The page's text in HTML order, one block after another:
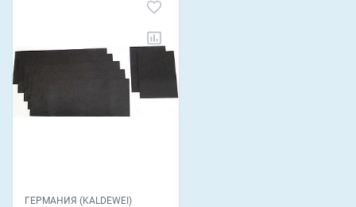
ГЕРМАНИЯ (KALDEWEI)